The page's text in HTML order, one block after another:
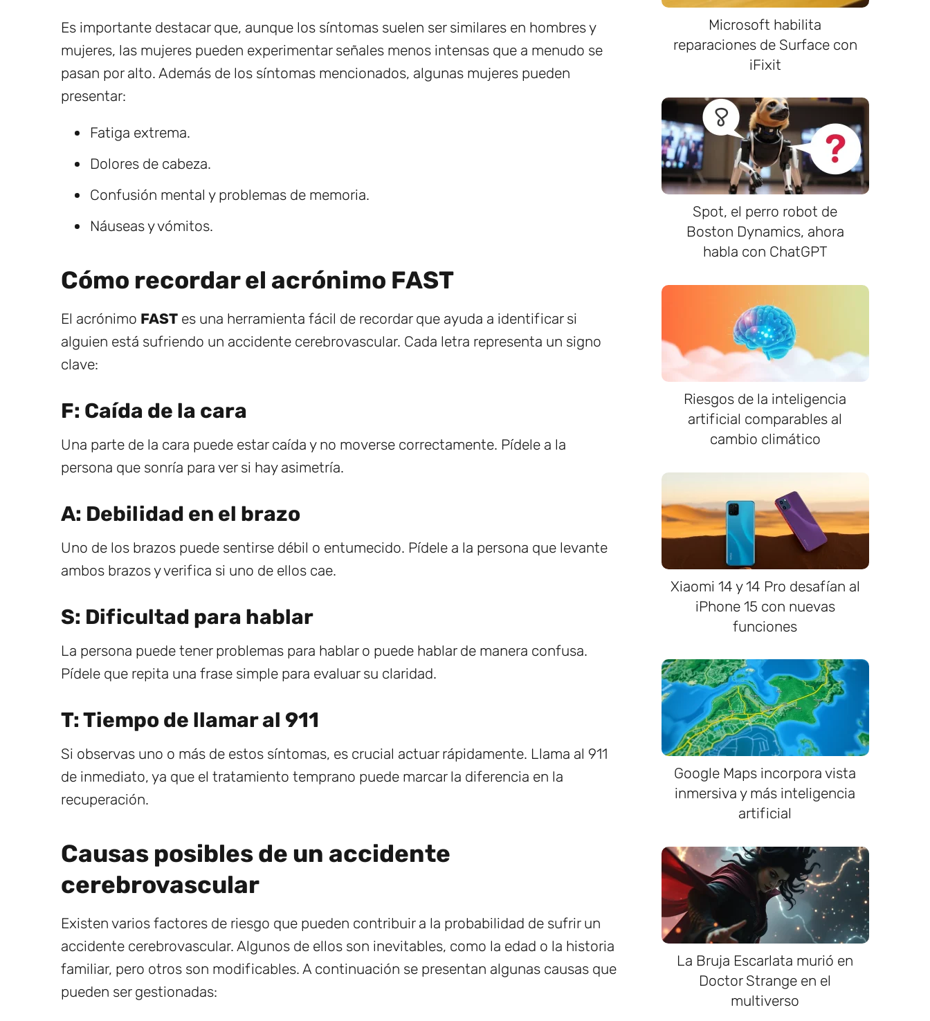
Es importante destacar que, aunque los síntomas suelen ser similares en hombres y
mujeres, las mujeres pueden experimentar señales menos intensas que a menudo se
pasan por alto. Además de los síntomas mencionados, algunas mujeres pueden
presentar:
Fatiga extrema.
Dolores de cabeza.
Confusión mental y problemas de memoria.
Náuseas y vómitos.
Cómo recordar el acrónimo FAST
El acrónimo FAST es una herramienta fácil de recordar que ayuda a identificar si
alguien está sufriendo un accidente cerebrovascular. Cada letra representa un signo
clave:
F: Caída de la cara
Una parte de la cara puede estar caída y no moverse correctamente. Pídele a la
persona que sonría para ver si hay asimetría.
A: Debilidad en el brazo
Uno de los brazos puede sentirse débil o entumecido. Pídele a la persona que levante
ambos brazos y verifica si uno de ellos cae.
S: Dificultad para hablar
La persona puede tener problemas para hablar o puede hablar de manera confusa.
Pídele que repita una frase simple para evaluar su claridad.
T: Tiempo de llamar al 911
Si observas uno o más de estos síntomas, es crucial actuar rápidamente. Llama al 911
de inmediato, ya que el tratamiento temprano puede marcar la diferencia en la
recuperación.
Causas posibles de un accidente
cerebrovascular
Existen varios factores de riesgo que pueden contribuir a la probabilidad de sufrir un
accidente cerebrovascular. Algunos de ellos son inevitables, como la edad o la historia
familiar, pero otros son modificables. A continuación se presentan algunas causas que
pueden ser gestionadas:
Microsoft habilita
reparaciones de Surface con
iFixit
Spot, el perro robot de
Boston Dynamics, ahora
habla con ChatGPT
Riesgos de la inteligencia
artificial comparables al
cambio climático
Xiaomi 14 y 14 Pro desafían al
iPhone 15 con nuevas
funciones
Google Maps incorpora vista
inmersiva y más inteligencia
artificial
La Bruja Escarlata murió en
Doctor Strange en el
multiverso